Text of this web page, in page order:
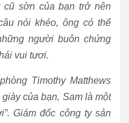
cũ sờn của bạn trở nên
nói khéo, ông có thể
người buôn chứng
vui tươi.
Timothy Matthews
của bạn, Sam là một
Giám đốc công ty sản